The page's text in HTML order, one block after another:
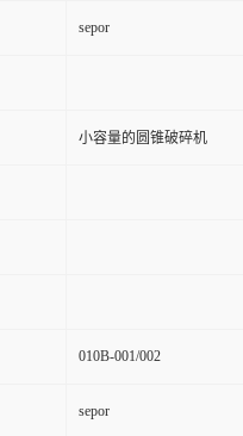
sepor
小容量的圆锥破碎机
010B-001/002
sepor